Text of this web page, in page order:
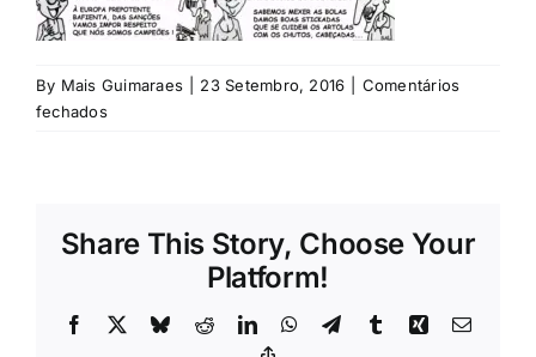
Região
Rubricas
Search
By Mais Guimaraes 23 Setembro, 2016
Comentários
fechadosem
Share This Story, Choose Your
Platform!
Facebook BlueskyRedditLinkedInWhatsApp
TelegramTumblrXing Email